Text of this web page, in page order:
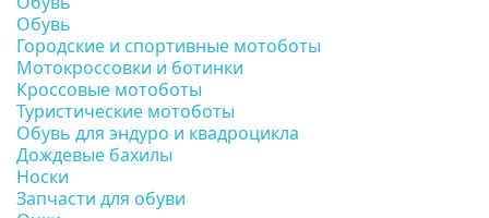
Обувь
Городские и спортивные мотоботы
Мотокроссовки и ботинки
Кроссовые мотоботы
Туристические мотоботы
Обувь для эндуро и квадроцикла
Дождевые бахилы
Носки
Запчасти для обуви